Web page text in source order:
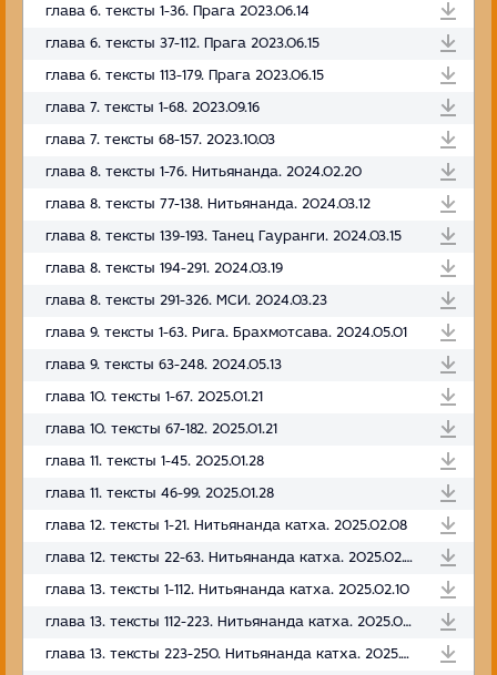
глава 6. тексты 1-36. Прага 2023.06.14
глава 6. тексты 37-112. Прага 2023.06.15
глава 6. тексты 113-179. Прага 2023.06.15
глава 7. тексты 1-68. 2023.09.16
глава 7. тексты 68-157. 2023.10.03
глава 8. тексты 1-76. Нитьянанда. 2024.02.20
глава 8. тексты 77-138. Нитьянанда. 2024.03.12
глава 8. тексты 139-193. Танец Гауранги. 2024.03.15
глава 8. тексты 194-291. 2024.03.19
глава 8. тексты 291-326. МСИ. 2024.03.23
глава 9. тексты 1-63. Рига. Брахмотсава. 2024.05.01
глава 9. тексты 63-248. 2024.05.13
глава 10. тексты 1-67. 2025.01.21
глава 10. тексты 67-182. 2025.01.21
глава 11. тексты 1-45. 2025.01.28
глава 11. тексты 46-99. 2025.01.28
глава 12. тексты 1-21. Нитьянанда катха. 2025.02.08
глава 12. тексты 22-63. Нитьянанда катха. 2025.02.09
глава 13. тексты 1-112. Нитьянанда катха. 2025.02.10
глава 13. тексты 112-223. Нитьянанда катха. 2025.02.12
глава 13. тексты 223-250. Нитьянанда катха. 2025.02.14